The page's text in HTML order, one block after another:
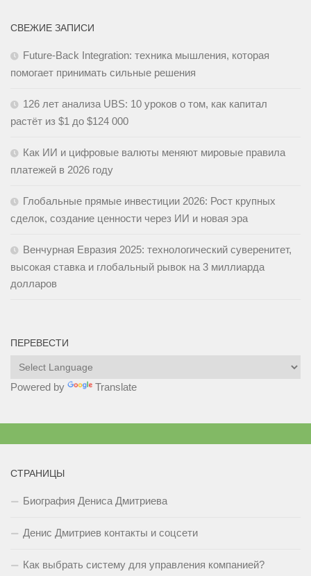
СВЕЖИЕ ЗАПИСИ
Future-Back Integration: техника мышления, которая
помогает принимать сильные решения
126 лет анализа UBS: 10 уроков о том, как капитал
растёт из $1 до $124 000
Как ИИ и цифровые валюты меняют мировые правила
платежей в 2026 году
Глобальные прямые инвестиции 2026: Рост крупных
сделок, создание ценности через ИИ и новая эра
Венчурная Евразия 2025: технологический суверенитет,
высокая ставка и глобальный рывок на 3 миллиарда
долларов
ПЕРЕВЕСТИ
Powered by Translate
СТРАНИЦЫ
Биография Дениса Дмитриева
Денис Дмитриев контакты и соцсети
Как выбрать систему для управления компанией?